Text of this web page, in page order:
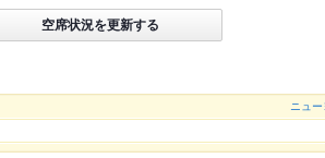
空席状況を更新する
ニュ